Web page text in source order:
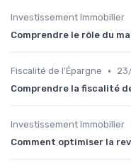
Investissement Immobilier
Comprendre le rôle du
Fiscalité de l'Épargne •
Comprendre la fiscalité
Investissement Immobilier
Comment optimiser la